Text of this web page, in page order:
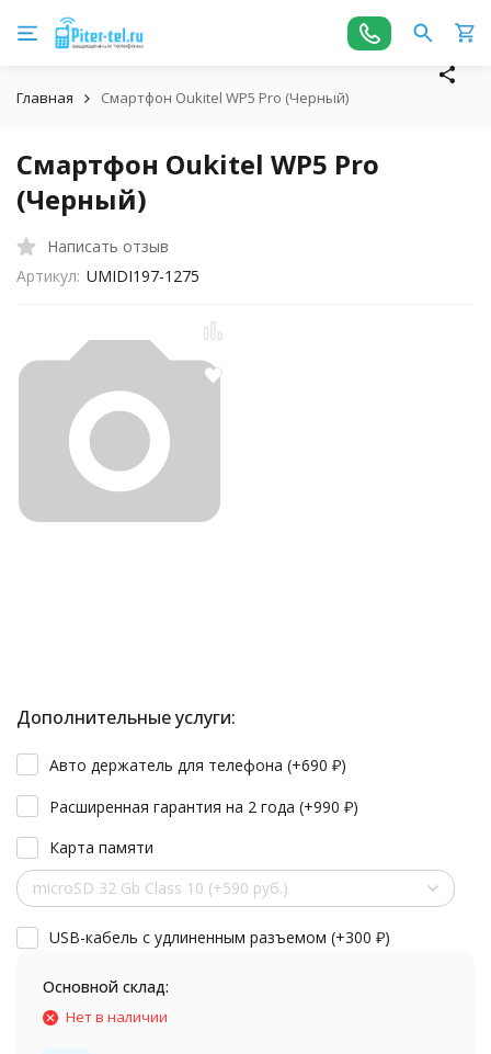
Главная Смартфон Oukitel WP5 Pro (Черный)
Смартфон Oukitel WP5 Pro
(Черный)
Написать отзыв
Артикул: UMIDI197-1275
Дополнительные услуги:
Авто держатель для телефона (+690 ₽)
Расширенная гарантия на 2 года (+990 ₽)
Карта памяти
microSD 32 Gb Class 10 (+590 руб.)
USB-кабель с удлиненным разъемом (+300 ₽)
Основной склад:
Нет в наличии